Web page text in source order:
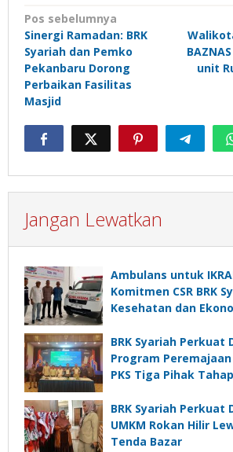
Navigasi
pos
Pos sebelumnya
Sinergi Ramadan: BRK
Syariah dan Pemko
Pekanbaru Dorong
Perbaikan Fasilitas
Masjid
unit
Jangan Lewatkan
Ambulans untuk
Komitmen CSR BRK
Kesehatan dan
BRK Syariah Perkuat
Program
PKS Tiga Pihak
BRK Syariah Perkuat
UMKM Rokan Hilir
Tenda Bazar